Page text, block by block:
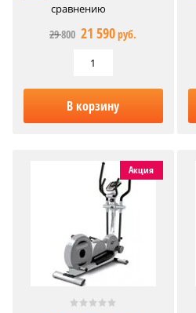
сравнению
29 800 21 590руб.
В корзину
Акция